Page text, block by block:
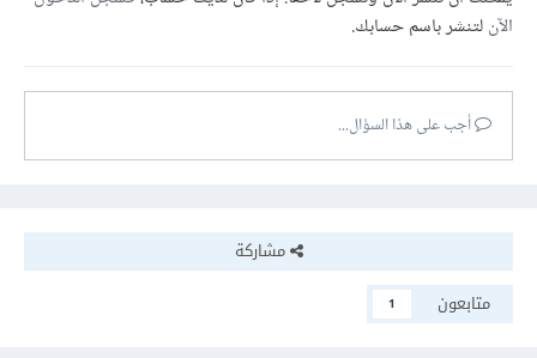
الآنلتنشر باسم حسابك.
أجب على هذا السؤال...
مشاركة
متابعون
1